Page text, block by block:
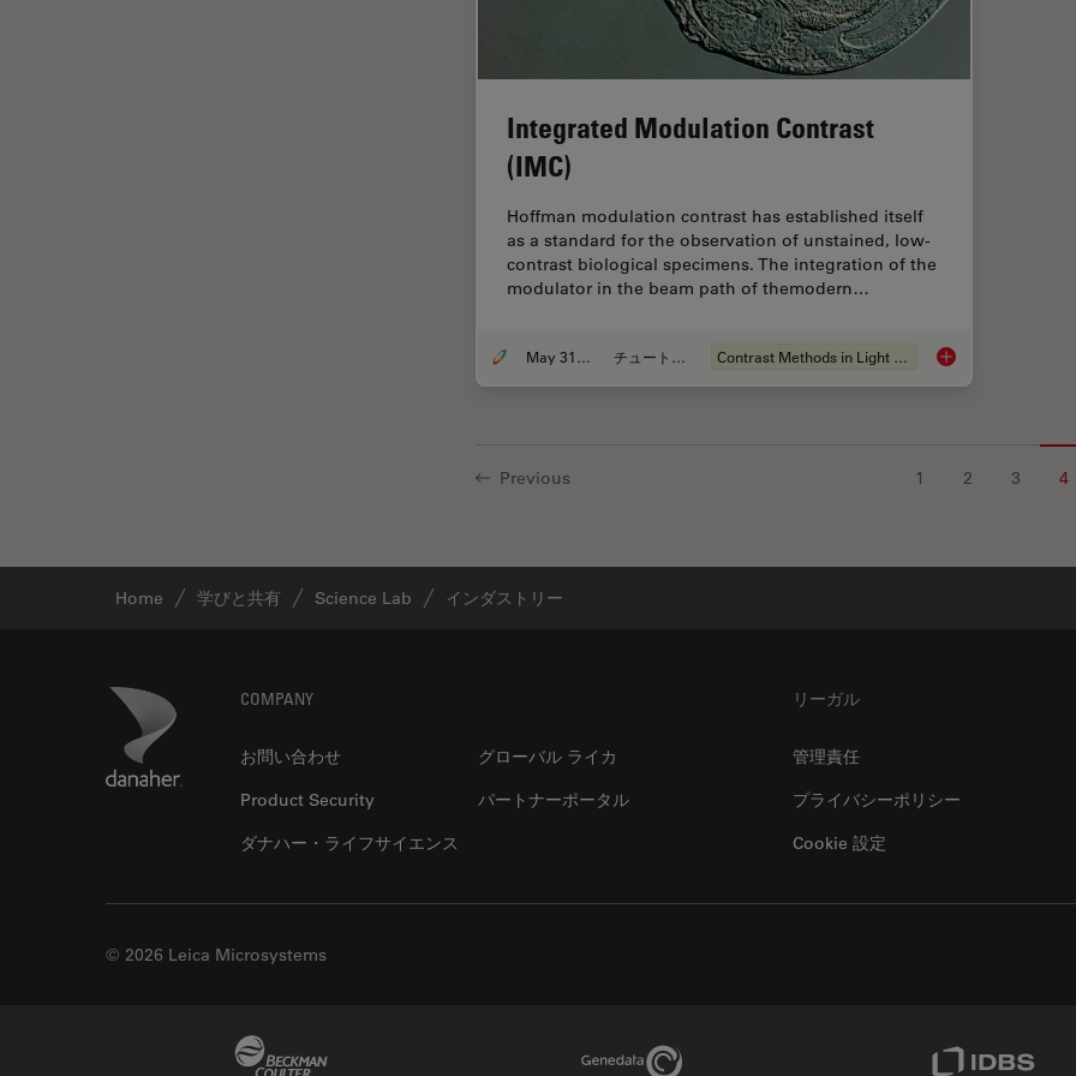
ラベルフリー
レーザー誘起ブレークダウン分
光法(LIBS)
ワイドフィールド顕微鏡
位相差顕微鏡
（OCT）
Integrated Modulation Contrast
(IMC)
Hoffman modulation contrast has established itself
as a standard for the observation of unstained, low-
contrast biological specimens. The integration of the
modulator in the beam path of themodern…
May 31, 2011 チュートリアル Contrast Methods in Light Microscopy Integrated
Previous 1 2 3 4
Home 学びと共有 Science Lab インダストリー
Danaher Logo COMPANY
お問い合わせ
グローバル ライカ
Product Security
パートナーポータル
ダナハー・ライフサイエンス
リーガル
管理責任
プライバシーポリシー
Cookie 設定
© 2026 Leica Microsystems
Genedata Link